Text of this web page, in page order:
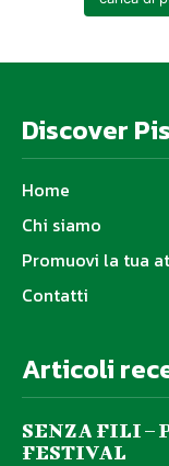
Discover
Home
Chi siamo
Promuovi la tua
Contatti
Articoli
SENZA FILI –
FESTIVAL